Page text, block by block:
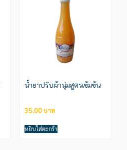
น้ำยาปรับผ้านุ่มสูตรเข้มข้น
35.00
หยิบใส่ตะกร้า